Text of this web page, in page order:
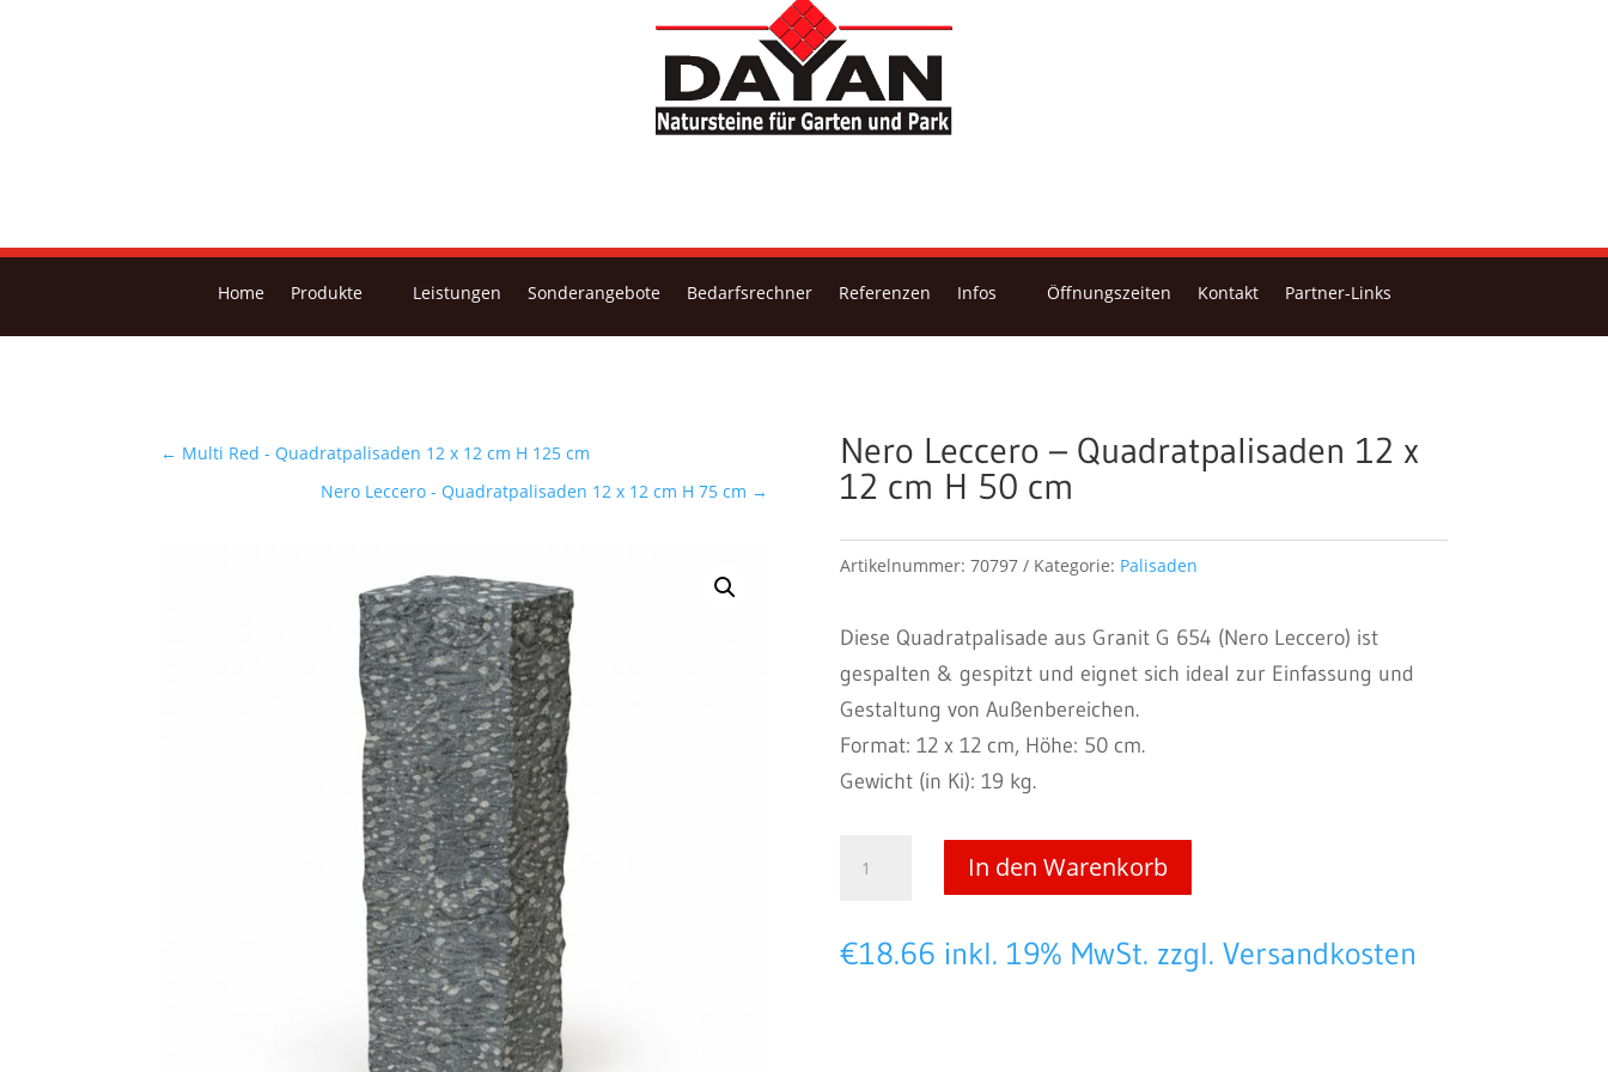
Home Produkte Leistungen Sonderangebote Bedarfsrechner Referenzen Infos Öffnungszeiten Kontakt Partner-Links
← Multi Red - Quadratpalisaden 12 x 12 cm H 125 cm
Nero Leccero - Quadratpalisaden 12 x 12 cm H 75 cm →
Nero Leccero – Quadratpalisaden 12 x
12 cm H 50 cm
Artikelnummer: 70797 Kategorie: Palisaden
Diese Quadratpalisade aus Granit G 654 (Nero Leccero) ist
gespalten & gespitzt und eignet sich ideal zur Einfassung und
Gestaltung von Außenbereichen.
Format: 12 x 12 cm, Höhe: 50 cm.
Gewicht (in Ki): 19 kg.
Quadratpalisaden
In den Warenkorb
€18.66 inkl. 19% MwSt. zzgl. Versandkosten